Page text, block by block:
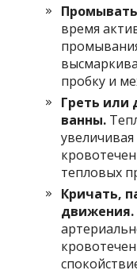
время
пробку и
Греть или
ванны.
тепловых
Кричать,
движения.